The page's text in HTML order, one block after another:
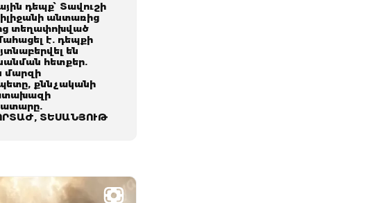
դեպք՝ Տավուշի
անտառից
տեղափոխված
է. դեպքի
են
հետքեր.
մարզի
քննչականի
ՏԵՍԱՆՅՈՒԹ